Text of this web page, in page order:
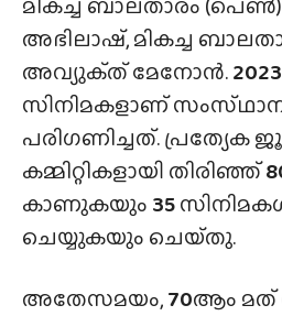
അഭിലാഷ്, മികച്ച
അവ്യുക്‌ത് മേനോൻ.2023
സിനിമകളാണ്
പരിഗണിച്ചത്. പ്രത്യേക
കമ്മിറ്റികളായി തിരിഞ്ഞ്
കാണുകയും 35
ചെയ്യുകയും ചെയ്‌തു.
അതേസമയം,70ആം മത്